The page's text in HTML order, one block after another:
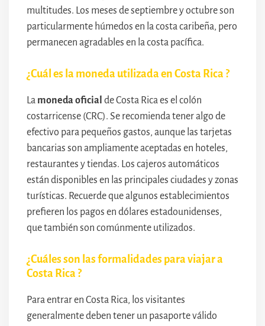
multitudes. Los meses de septiembre y octubre son
particularmente húmedos en la costa caribeña, pero
permanecen agradables en la costa pacífica.
¿Cuál es la moneda utilizada en Costa Rica ?
La moneda oficial de Costa Rica es el colón
costarricense (CRC). Se recomienda tener algo de
efectivo para pequeños gastos, aunque las tarjetas
bancarias son ampliamente aceptadas en hoteles,
restaurantes y tiendas. Los cajeros automáticos
están disponibles en las principales ciudades y zonas
turísticas. Recuerde que algunos establecimientos
prefieren los pagos en dólares estadounidenses,
que también son comúnmente utilizados.
¿Cuáles son las formalidades para viajar a
Costa Rica ?
Para entrar en Costa Rica, los visitantes
generalmente deben tener un pasaporte válido